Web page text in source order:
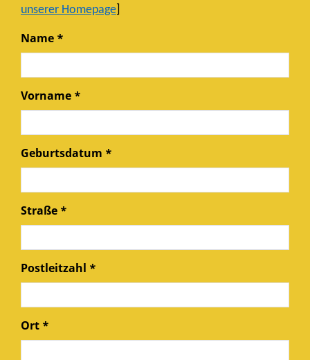
unserer Homepage
Name *
Vorname *
Geburtsdatum *
Straße *
Postleitzahl *
Ort *